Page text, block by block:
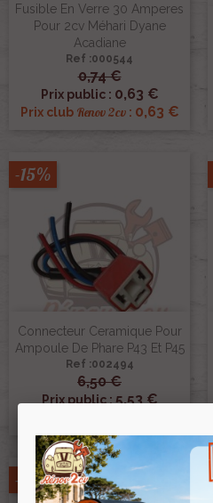
Fusible En Verre 30 Amperes
Pour 2cv Méhari Dyane
Acadiane
Ref :000544
0,74 €
Prix public : 0,63 €
Prix club Renov 2cv: 0,63 €
Connecteur Ceramique Pour
Ampoule De Phare P43 Et P45
Ref :002494
6,50 €
Prix public : 5,53 €
-15%
-15%